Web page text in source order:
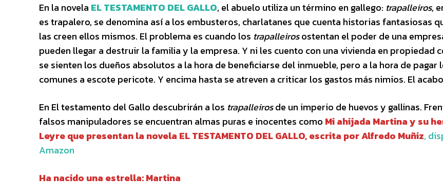
En la novela EL TESTAMENTO DEL GALLO, el abuelo utiliza un término en gallego: trapalleiros,
es trapalero, se denomina así a los embusteros, charlatanes que cuenta historias fantasiosas
las creen ellos mismos. El problema es cuando los trapalleirosostentan el poder de una
pueden llegar a destruir la familia y la empresa. Y ni les cuento con una vivienda en propiedad
se sienten los dueños absolutos a la hora de beneficiarse del inmueble, pero a la hora de pagar
comunes a escote pericote. Y encima hasta se atreven a criticar los gastos más nimios. El
En El testamento del Gallo descubrirán a los trapalleirosde un imperio de huevos y gallinas.
falsos manipuladores se encuentran almas puras e inocentes como Mi ahijada Martina y su
Leyre quepresentan la novela EL TESTAMENTO DEL GALLO, escrita por Alfredo Muñiz,
Amazon
Ha nacido una estrella: Martina